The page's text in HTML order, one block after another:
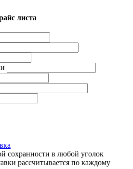
листа
сохранности в любой уголок
рассчитывается по каждому